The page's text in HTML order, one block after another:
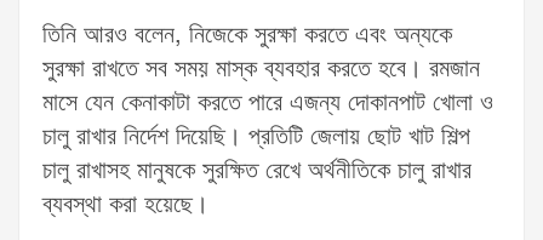
তিনি আরও বলেন, নিজেকে সুরক্ষা করতে এবং অন্যকে
সুরক্ষা রাখতে সব সময় মাস্ক ব্যবহার করতে হবে। রমজান
মাসে যেন কেনাকাটা করতে পারে এজন্য দোকানপাট খোলা ও
চালু রাখার নির্দেশ দিয়েছি। প্রতিটি জেলায় ছোট খাট শিল্প
চালু রাখাসহ মানুষকে সুরক্ষিত রেখে অর্থনীতিকে চালু রাখার
ব্যবস্থা করা হয়েছে।